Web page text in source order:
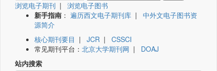
浏览电子期刊 | 浏览电子图书
新手指南 ： 遍历西文电子期刊库 | 中外文电子图书资
源简介
核心期刊要目 | JCR | CSSCI
常见期刊平台： 北京大学期刊网 | DOAJ
站内搜索